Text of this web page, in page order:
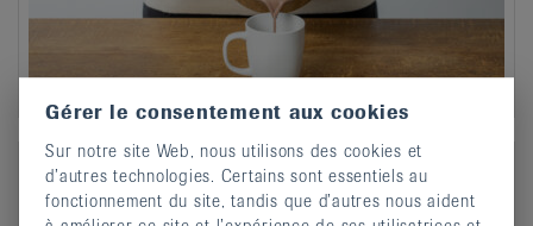
Gérer le consentement aux cookies
Sur notre site Web, nous utilisons des cookies et
d’autres technologies. Certains sont essentiels au
fonctionnement du site, tandis que d’autres nous aident